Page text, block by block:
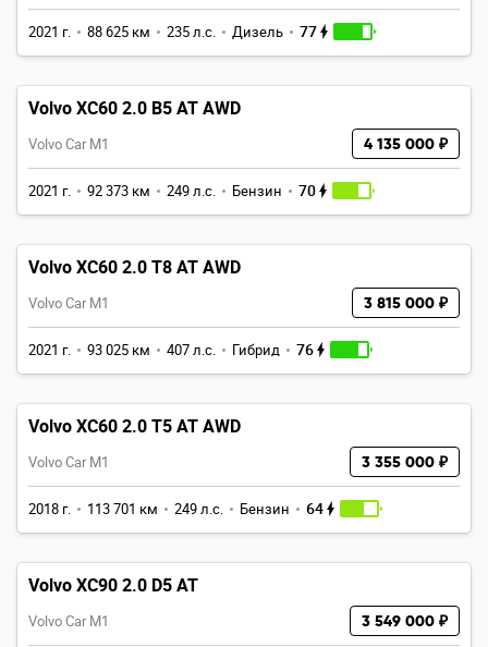
2021 г. 88 625 км 235 л.с. Дизель 77
Volvo XC60 2.0 B5 AT AWD
Volvo Car M1 4 135 000 ₽
2021 г. 92 373 км 249 л.с. Бензин 70
Volvo XC60 2.0 T8 AT AWD
Volvo Car M1 3 815 000 ₽
2021 г. 93 025 км 407 л.с. Гибрид 76
Volvo XC60 2.0 T5 AT AWD
Volvo Car M1 3 355 000 ₽
2018 г. 113 701 км 249 л.с. Бензин 64
Volvo XC90 2.0 D5 AT
Volvo Car M1 3 549 000 ₽